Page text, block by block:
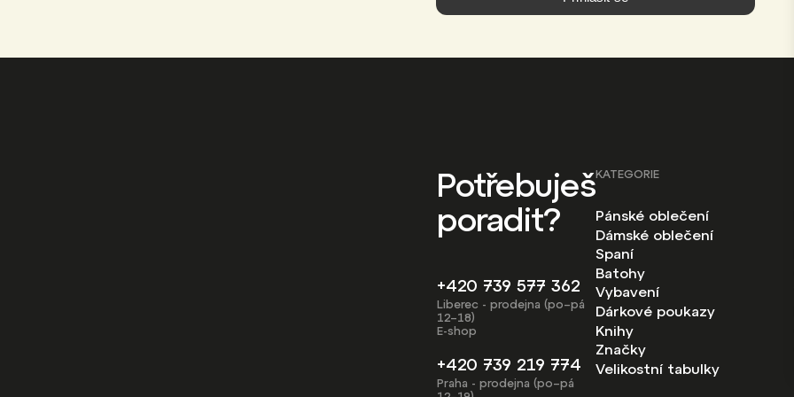
Potřebuješ
poradit?
+420 739 577 362
Liberec - prodejna (po–pá
12–18)
E-shop
+420 739 219 774
Praha - prodejna (po–pá
KATEGORIE
Pánské oblečení
Dámské oblečení
Spaní
Batohy
Vybavení
Dárkové poukazy
Knihy
Značky
Velikostní tabulky